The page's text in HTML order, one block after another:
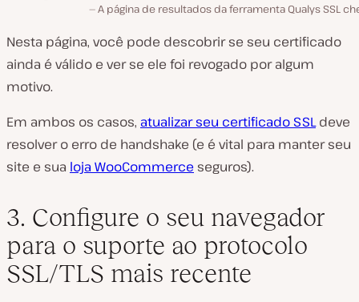
A página de resultados da ferramenta Qualys SSL
Nesta página, você pode descobrir se seu certificado
ainda é válido e ver se ele foi revogado por algum
motivo.
Em ambos os casos, atualizar seu certificado SSLdeve
resolver o erro de handshake (e é vital para manter seu
site e sua loja WooCommerce seguros).
3. Configure o seu navegador
para o suporte ao protocolo
SSL/TLS mais recente